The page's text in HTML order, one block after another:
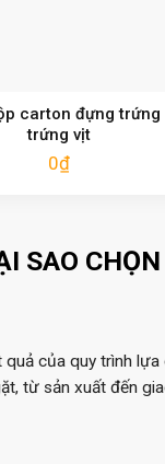
carton đựng trứng
trứng vịt
0₫
SAO
của quy trình lựa
từ sản xuất đến